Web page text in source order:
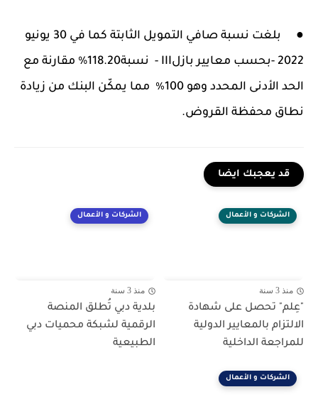
●
بلغت نسبة صافي التمويل الثابتة كما في 30 يونيو
2022 -بحسب معايير بازلIII - نسبة118.20% مقارنة مع
الحد الأدنى المحدد وهو 100٪ مما يمكّن البنك من زيادة
نطاق محفظة القروض.
قد يعجبك ايضا
الشركات و الأعمال
منذ 3 سنة
"عِلم" تحصل على شهادة
الالتزام بالمعايير الدولية
للمراجعة الداخلية
الشركات و الأعمال
منذ 3 سنة
بلدية دبي تُطلق المنصة
الرقمية لشبكة محميات دبي
الطبيعية
الشركات و الأعمال